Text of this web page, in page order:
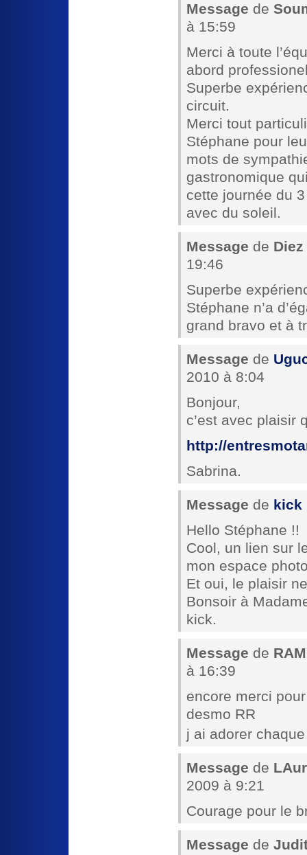
Message de
à 15:59
Merci à toute
abord
Superbe
circuit.
Merci tout
Stéphane pour
mots de
gastronomique
cette journée du
avec du soleil.
Message de
19:46
Superbe
Stéphane n’a
grand bravo et à
Message de
2010 à 8:04
Bonjour,
c’est avec plaisir
http://
Sabrina.
Message de kick
Hello Stéphane !!
Cool, un lien sur
mon espace
Et oui, le plaisir
Bonsoir à
kick.
Message de
à 16:39
encore merci
desmo RR
j ai adorer
Message de
2009 à 9:21
Courage pour le
Message de